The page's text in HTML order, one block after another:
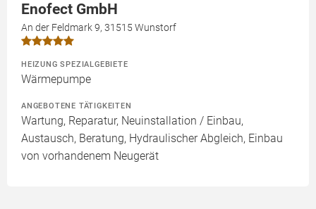
Enofect GmbH
An der Feldmark 9, 31515 Wunstorf
HEIZUNG SPEZIALGEBIETE
Wärmepumpe
ANGEBOTENE TÄTIGKEITEN
Wartung, Reparatur, Neuinstallation / Einbau,
Austausch, Beratung, Hydraulischer Abgleich, Einbau
von vorhandenem Neugerät